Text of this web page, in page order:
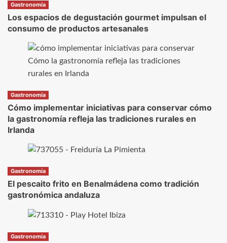
Gastronomía
Los espacios de degustación gourmet impulsan el
consumo de productos artesanales
Gastronomía
Cómo implementar iniciativas para conservar cómo
la gastronomía refleja las tradiciones rurales en
Irlanda
Gastronomía
El pescaito frito en Benalmádena como tradición
gastronómica andaluza
Gastronomía